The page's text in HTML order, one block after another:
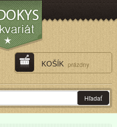
Hľadať
KOŠÍK prázdny